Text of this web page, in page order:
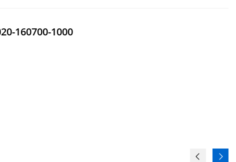
160700-1000